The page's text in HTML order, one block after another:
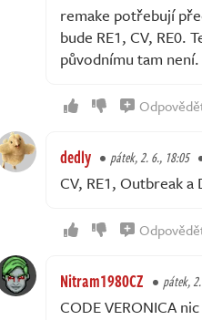
remake potřebují
bude RE1, CV, RE0.
původnímu tam není.
dedly pátek, 2. 6., 18:05
CV, RE1, Outbreak
Nitram1980CZ pátek,
CODE VERONICA